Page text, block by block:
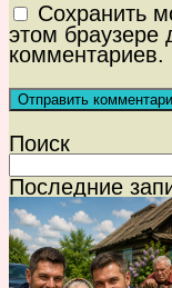
Сохранить
этом
комментариев.
Поиск
Последние